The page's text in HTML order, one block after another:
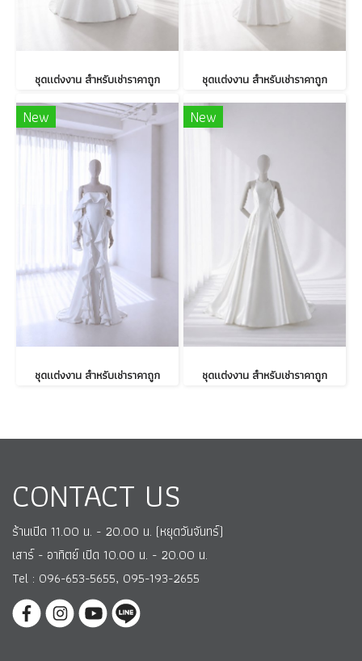
ชุดแต่งงาน สำหรับเช่าราคาถูก ชุดแต่งงาน สำหรับเช่าราคาถูก
New
ชุดแต่งงาน สำหรับเช่าราคาถูก
New
ชุดแต่งงาน สำหรับเช่าราคาถูก
CONTACT US
ร้านเปิด 11.00 น. - 20.00 น. (หยุดวันจันทร์)
เสาร์ - อาทิตย์ เปิด 10.00 น. - 20.00 น.
Tel : 096-653-5655, 095-193-2655